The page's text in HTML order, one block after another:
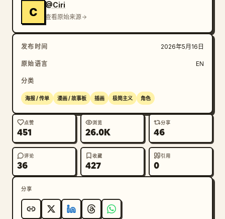
C
@Ciri
查看原始来源
发布时间 2026年5月16日
原始语言 EN
分类
海报 / 传单 漫画 / 故事板 插画 极简主义 角色
点赞
451
浏览
26.0K
分享
46
评论
36
收藏
427
引用
0
分享